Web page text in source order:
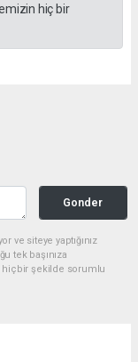
hiç bir
Gonder
ve siteye yaptığınız
tek başınıza
hiçbir şekilde sorumlu